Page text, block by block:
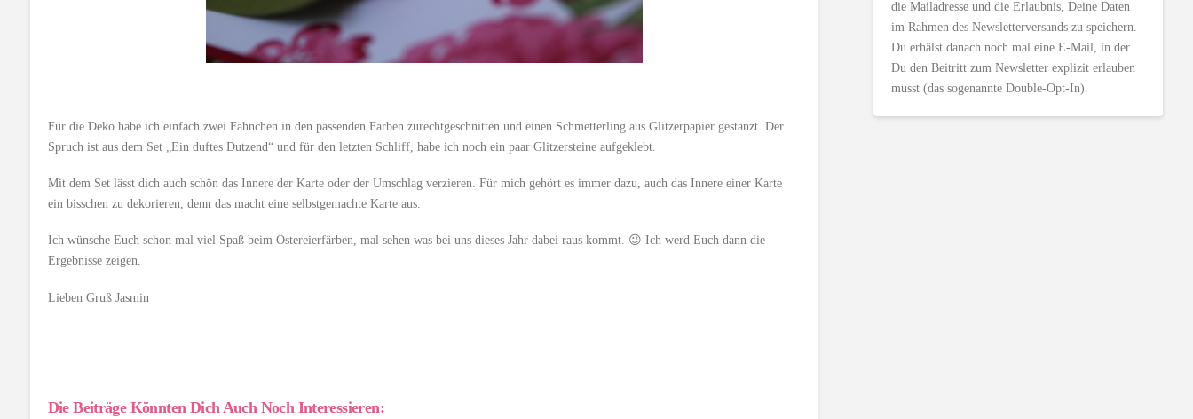
Für die Deko habe ich einfach zwei Fähnchen in den passenden Farben zurechtgeschnitten und einen Schmetterling aus Glitzerpapier gestanzt. Der
Spruch ist aus dem Set „Ein duftes Dutzend“ und für den letzten Schliff, habe ich noch ein paar Glitzersteine aufgeklebt.
Mit dem Set lässt dich auch schön das Innere der Karte oder der Umschlag verzieren. Für mich gehört es immer dazu, auch das Innere einer Karte
ein bisschen zu dekorieren, denn das macht eine selbstgemachte Karte aus.
Ich wünsche Euch schon mal viel Spaß beim Ostereierfärben, mal sehen was bei uns dieses Jahr dabei raus kommt. 😉 Ich werd Euch dann die
Ergebnisse zeigen.
Lieben Gruß Jasmin
Die Beiträge Könnten Dich Auch Noch Interessieren:
die Mailadresse und die Erlaubnis, Deine Daten
im Rahmen des Newsletterversands zu speichern.
Du erhälst danach noch mal eine E-Mail, in der
Du den Beitritt zum Newsletter explizit erlauben
musst (das sogenannte Double-Opt-In).